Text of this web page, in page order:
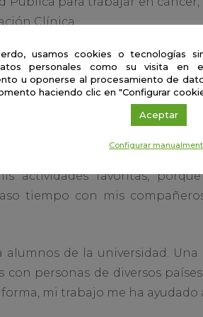
Clínica.
mi investigación gracias a
Sara Borrell, Juan de la
un científico
por ejemplo, paso mucho
actividades favoritas, porque
tiempo con mis
alumnos de la universidad.
con personas de diversos
forma, mi trabajo me ha
usamos cookies o tecnologías
personales como su visita en
u oponerse al procesamiento de
haciendo clic en "Configurar
Aceptar
Configurar